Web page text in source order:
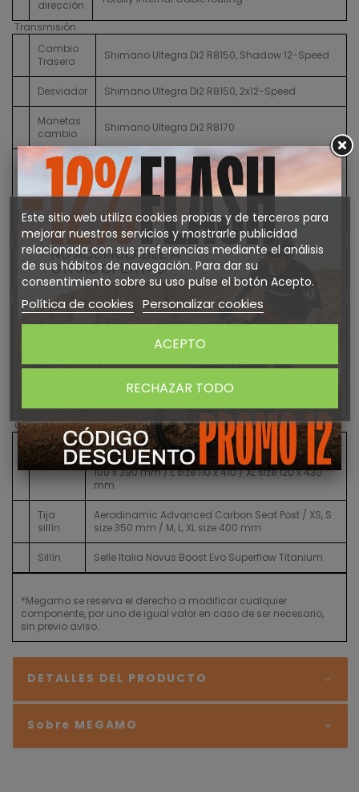
dirección
Transmisión
Cambio
Trasero
Shimano Ultegra Di2 R8150, Shadow 12-Speed
Desviador Shimano Ultegra Di2 R8150, 2x12-Speed
Manetas
cambio
Shimano Ultegra Di2 R8170
Shimano Ultegra R8100 Chainring 52-36T 2x12-
Speed, Crankset / XS size 165 mm / S size 170
mm / M, L size 172,5 mm / XL size 175 mm
Cassette
Shimano Ultegra R8100, 11-34T
Frenos
Conjunto
de frenos
Shimano Ultegra Di2 R8170, Hydraulic disc RT-
CL800 160 mm / 140 mm
Ruedas
Zipp 176 DB bearings, Front axle 12 x 100 mm,
Zipp 303 S Tubeless Disc-brake, 45mm Tubeless
Componentes
Manillar
Carbon Full Integratted Internal Cable Routing /
XS size 80 x 370 mm / S size 90 x 390 mm / M size
100 x 390 mm / L size 110 x 410 / XL size 120 x 430
mm
Tija
sillín
Aerodinamic Advanced Carbon Seat Post / XS, S
size 350 mm / M, L, XL size 400 mm
Sillín Selle Italia Novus Boost Evo Superflow Titanium
*Megamo se reserva el derecho a modificar cualquier
componente, por uno de igual valor en caso de ser necesario,
sin previo aviso.
DETALLES DEL PRODUCTO
Sobre MEGAMO
Este sitio web utiliza cookies propias y de terceros para
mejorar nuestros servicios y mostrarle publicidad
relacionada con sus preferencias mediante el análisis
de sus hábitos de navegación. Para dar su
consentimiento sobre su uso pulse el botón Acepto.
Política de cookies Personalizar cookies
RECHAZAR TODO
ACEPTO